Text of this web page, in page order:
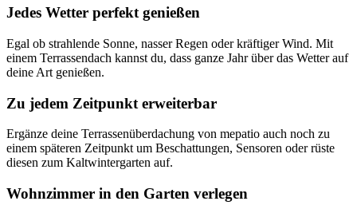
Jedes Wetter perfekt genießen
Egal ob strahlende Sonne, nasser Regen oder kräftiger Wind. Mit
einem Terrassendach kannst du, dass ganze Jahr über das Wetter auf
deine Art genießen.
Zu jedem Zeitpunkt erweiterbar
Ergänze deine Terrassenüberdachung von mepatio auch noch zu
einem späteren Zeitpunkt um Beschattungen, Sensoren oder rüste
diesen zum Kaltwintergarten auf.
Wohnzimmer in den Garten verlegen